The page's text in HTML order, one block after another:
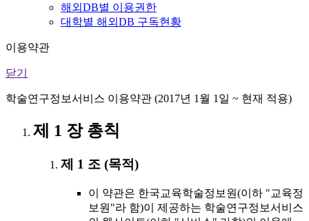
해외DB별 이용권한
대학별 해외DB 구독현황
이용약관
닫기
학술연구정보서비스 이용약관 (2017년 1월 1일 ~ 현재 적용)
제 1 장 총칙
제 1 조 (목적)
이 약관은 한국교육학술정보원(이하 "교육정
보원"라 함)이 제공하는 학술연구정보서비스